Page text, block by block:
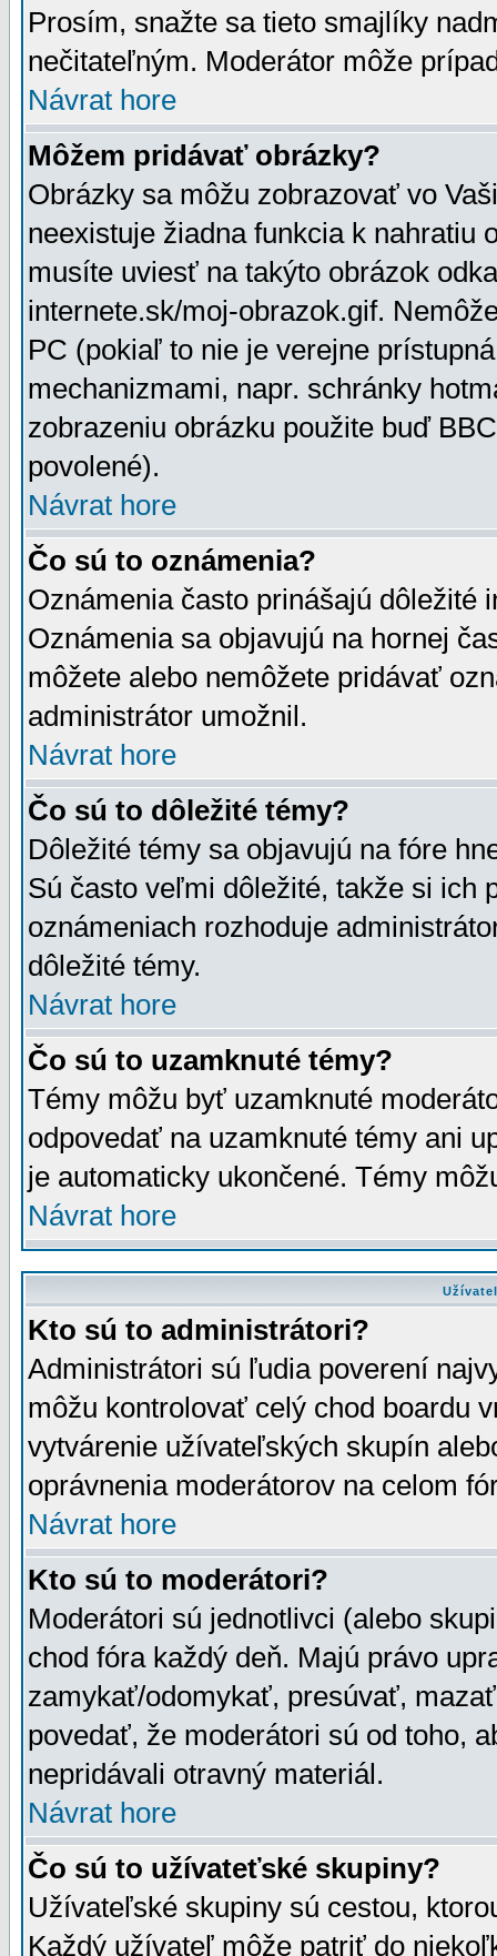
Prosím, snažte sa tieto smajlíky
nečitateľným. Moderátor môže
Návrat hore
Môžem pridávať obrázky?
Obrázky sa môžu zobrazovať vo
neexistuje žiadna funkcia k nahratiu
musíte uviesť na takýto obrázok
internete.sk/moj-obrazok.gif.
PC (pokiaľ to nie je verejne
mechanizmami, napr. schránky
zobrazeniu obrázku použite buď
povolené).
Návrat hore
Čo sú to oznámenia?
Oznámenia často prinášajú dôležité
Oznámenia sa objavujú na hornej
môžete alebo nemôžete pridávať
administrátor umožnil.
Návrat hore
Čo sú to dôležité témy?
Dôležité témy sa objavujú na fóre
Sú často veľmi dôležité, takže si ich
oznámeniach rozhoduje
dôležité témy.
Návrat hore
Čo sú to uzamknuté témy?
Témy môžu byť uzamknuté
odpovedať na uzamknuté témy ani
je automaticky ukončené. Témy
Návrat hore
Kto sú to administrátori?
Administrátori sú ľudia poverení
môžu kontrolovať celý chod boardu
vytvárenie užívateľských skupín
oprávnenia moderátorov na celom
Návrat hore
Kto sú to moderátori?
Moderátori sú jednotlivci (alebo
chod fóra každý deň. Majú právo
zamykať/odomykať, presúvať,
povedať, že moderátori sú od toho,
nepridávali otravný materiál.
Návrat hore
Čo sú to užívateťské skupiny?
Užívateľské skupiny sú cestou,
Každý užívateľ môže patriť do